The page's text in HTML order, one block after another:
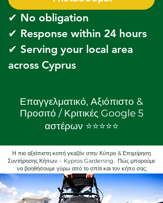
✔ Serving your local area
across Cyprus
Επαγγελματικό, Αξιόπιστο &
Προσιτό / Κριτικές Google 5
αστέρων ⭐️⭐️⭐️⭐️⭐️
Η πιο αξιόπιστη κοπή γκαζόν στην Κύπρο & Επιχείρηση
Συντήρησης Κήπων – Kypros Gardening. Πώς μπορούμε
να βοηθήσουμε γύρω από το σπίτι και τον κήπο σας;